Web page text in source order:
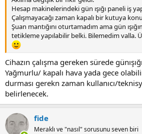
Hesap makinelerindeki gün ışığı paneli iş
Çalışmayacağı zaman kapalı bir kutuya
Şuan mantığını oturtamadım ama gün
tetikleme yapılabilir belki. Bilemedim valla.
Cihazın çalışma gereken sürede
Yağmurlu/ kapalı hava yada gece
durması gerekn zaman kullanıcı/
belirlenecek.
fide
Meraklı ve "nasıl" sorusunu seven biri